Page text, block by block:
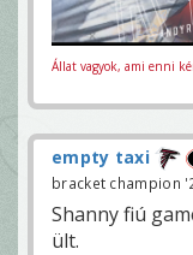
Állat vagyok, ami enni
empty taxi
bracket champion
Shanny fiú
ült.